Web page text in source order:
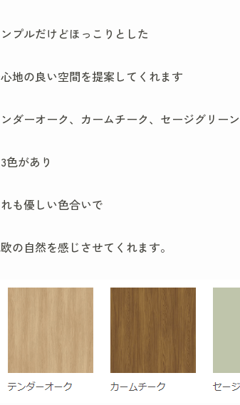
プルだけどほっこりとした
地の良い空間を提案してくれます
ダーオーク、カームチーク、セージグリーン
色があり
も優しい色合いで
の自然を感じさせてくれます。